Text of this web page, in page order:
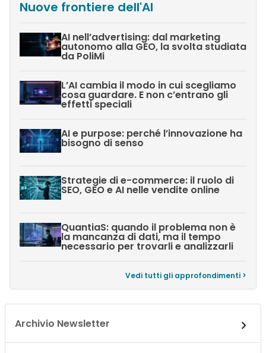
Nuove frontiere dell'AI
AI nell’advertising: dal marketing
autonomo alla GEO, la svolta studiata
da PoliMi
L’AI cambia il modo in cui scegliamo
cosa guardare. E non c’entrano gli
effetti speciali
AI e purpose: perché l’innovazione ha
bisogno di senso
Strategie di e-commerce: il ruolo di
SEO, GEO e AI nelle vendite online
QuantiaS: quando il problema non è
la mancanza di dati, ma il tempo
necessario per trovarli e analizzarli
Vedi tutti gli approfondimenti >
Archivio Newsletter